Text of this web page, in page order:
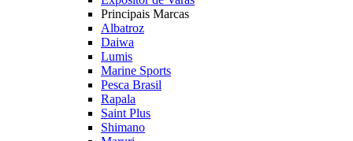
Principais Marcas
Albatroz
Daiwa
Lumis
Marine Sports
Pesca Brasil
Rapala
Saint Plus
Shimano